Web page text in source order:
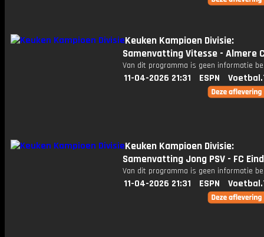
Keuken Kampioen Divisie:
Samenvatting Vitesse - Almere
Van dit programma is geen informatie
11-04-2026 21:31 ESPN
Keuken Kampioen Divisie:
Samenvatting Jong PSV - FC
Van dit programma is geen informatie
11-04-2026 21:31 ESPN